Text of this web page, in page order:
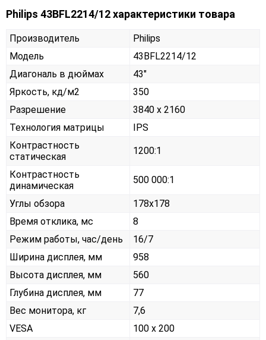
Philips 43BFL2214/12 характеристики товара
Производитель
Philips
Модель
43BFL2214/12
Диагональ в дюймах
43"
Яркость, кд/м2
350
Разрешение
3840 x 2160
Технология матрицы
IPS
Контрастность
статическая
1200:1
Контрастность
динамическая
500 000:1
Углы обзора
178x178
Время отклика, мс
8
Режим работы, час/день
16/7
Ширина дисплея, мм
958
Высота дисплея, мм
560
Глубина дисплея, мм
77
Вес монитора, кг
7,6
VESA
100 x 200